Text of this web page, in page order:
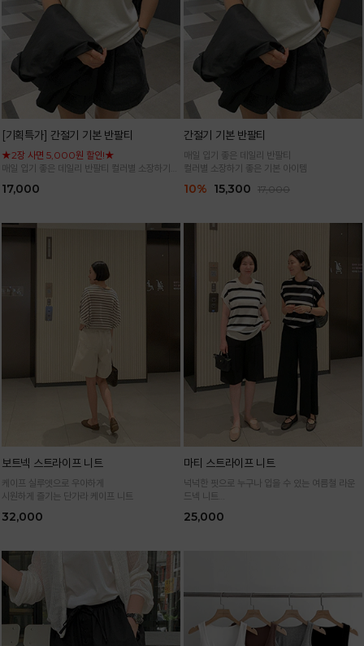
[기획특가] 간절기 기본 반팔티
★2장 사면 5,000원 할인!★
매일 입기 좋은 데일리 반팔티 컬러별 소장하기
17,000
간절기 기본 반팔티
매일 입기 좋은 데일리 반팔티
컬러별 소장하기 좋은 기본 아이템
10% 15,300 17,000
보트넥 스트라이프 니트
케이프 실루엣으로 우아하게
시원하게 즐기는 단가라 케이프 니트
32,000
마티 스트라이프 니트
넉넉한 핏으로 누구나 입을 수 있는 여름철 라운
드넥 니트
입어요
25,000